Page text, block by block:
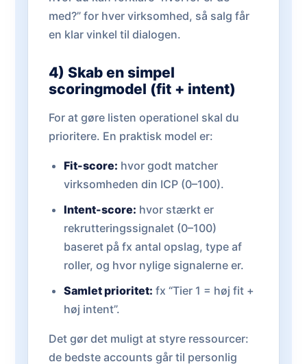
med?” for hver virksomhed, så salg får
en klar vinkel til dialogen.
4) Skab en simpel
scoringmodel (fit + intent)
For at gøre listen operationel skal du
prioritere. En praktisk model er:
Fit-score: hvor godt matcher
virksomheden din ICP (0–100).
Intent-score: hvor stærkt er
rekrutteringssignalet (0–100)
baseret på fx antal opslag, type af
roller, og hvor nylige signalerne er.
Samlet prioritet: fx “Tier 1 = høj fit +
høj intent”.
Det gør det muligt at styre ressourcer:
de bedste accounts går til personlig